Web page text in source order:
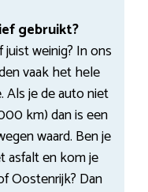
gebruikt?
weinig? In ons
vaak het hele
Als je de auto niet
km) dan is een
waard. Ben je
asfalt en kom je
Oostenrijk? Dan